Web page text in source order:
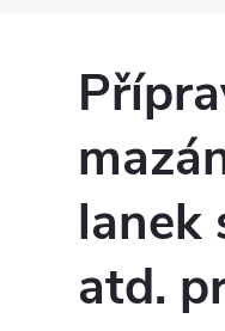
lanek
atd.